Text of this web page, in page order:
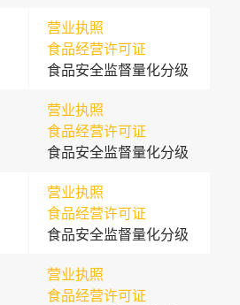
营业执照
食品经营许可证
食品安全监督量化分级
营业执照
食品经营许可证
食品安全监督量化分级
营业执照
食品经营许可证
食品安全监督量化分级
营业执照
食品经营许可证